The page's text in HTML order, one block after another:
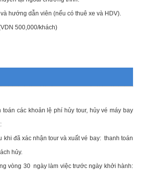
hướng dẫn viên (nếu có thuê xe và HDV).
500,000/khách)
toán các khoản lệ phí hủy tour, hủy vé máy bay
khi đã xác nhận tour và xuất vé bay: thanh toán
hủy.
vòng 30 ngày làm việc trước ngày khởi hành: